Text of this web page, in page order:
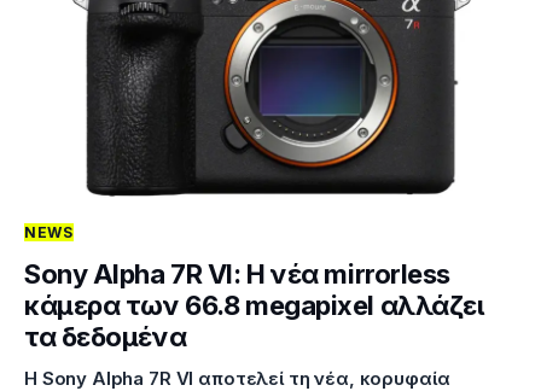
NEWS
Sony Alpha 7R VI: Η νέα mirrorless
κάμερα των 66.8 megapixel αλλάζει
τα δεδομένα
Η Sony Alpha 7R VI αποτελεί τη νέα, κορυφαία